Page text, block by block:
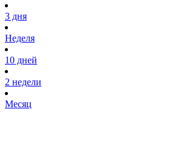
3 дня
Неделя
10 дней
2 недели
Месяц